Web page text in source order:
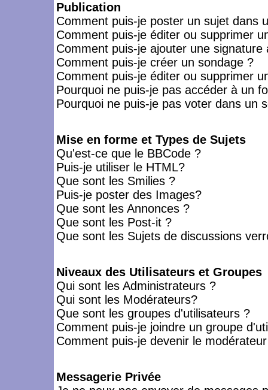
Publication
Comment puis-je poster un sujet dans
Comment puis-je éditer ou supprimer
Comment puis-je ajouter une signature
Comment puis-je créer un sondage ?
Comment puis-je éditer ou supprimer
Pourquoi ne puis-je pas accéder à un
Pourquoi ne puis-je pas voter dans un
Mise en forme et Types de Sujets
Qu'est-ce que le BBCode ?
Puis-je utiliser le HTML?
Que sont les Smilies ?
Puis-je poster des Images?
Que sont les Annonces ?
Que sont les Post-it ?
Que sont les Sujets de discussions
Niveaux des Utilisateurs et Groupes
Qui sont les Administrateurs ?
Qui sont les Modérateurs?
Que sont les groupes d'utilisateurs ?
Comment puis-je joindre un groupe
Comment puis-je devenir le
Messagerie Privée